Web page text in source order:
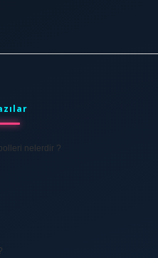
nelerdir ?